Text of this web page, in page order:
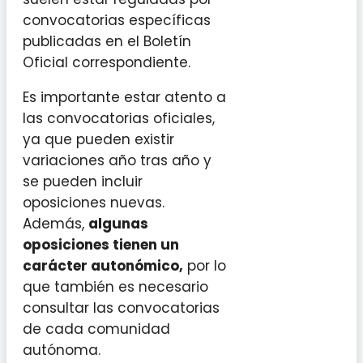
convocatorias específicas
publicadas en el Boletín
Oficial correspondiente.
Es importante estar atento a
las convocatorias oficiales,
ya que pueden existir
variaciones año tras año y
se pueden incluir
oposiciones nuevas.
Además, algunas
oposiciones tienen un
carácter autonómico, por lo
que también es necesario
consultar las convocatorias
de cada comunidad
autónoma.